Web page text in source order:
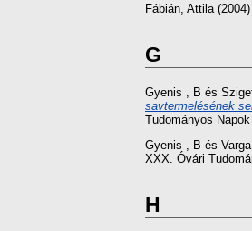
Fábián, Attila (2004)
G
Gyenis , B és
savtermelésének
Tudományos
Gyenis , B és
XXX. Óvári
H